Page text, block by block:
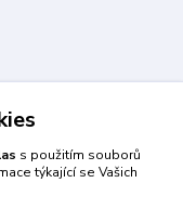
s použitím souborů
týkající se Vašich